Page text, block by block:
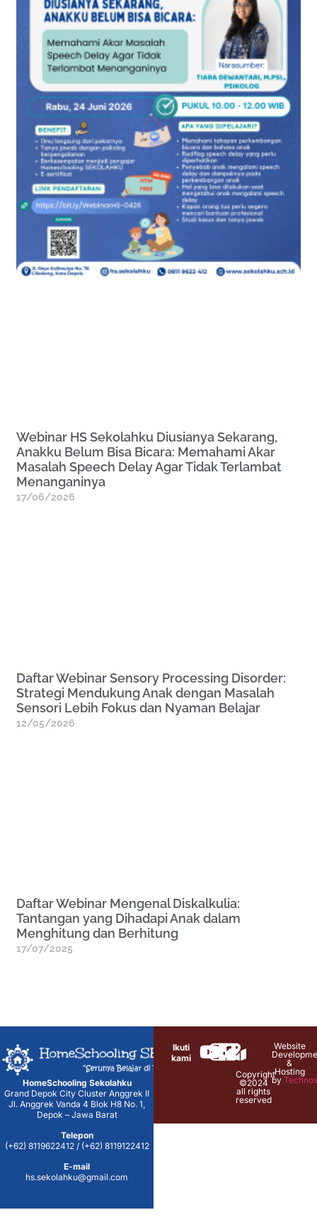
Webinar HS Sekolahku Diusianya Sekarang,
Anakku Belum Bisa Bicara: Memahami Akar
Masalah Speech Delay Agar Tidak Terlambat
Menanganinya
17/06/2026
Daftar Webinar Sensory Processing Disorder:
Strategi Mendukung Anak dengan Masalah
Sensori Lebih Fokus dan Nyaman Belajar
12/05/2026
Daftar Webinar Mengenal Diskalkulia:
Tantangan yang Dihadapi Anak dalam
Menghitung dan Berhitung
17/07/2025
HomeSchooling Sekolahku
Grand Depok City Cluster Anggrek II
Jl. Anggrek Vanda 4 Blok H8 No. 1,
Depok – Jawa Barat
Telepon
(+62) 8119622412 / (+62) 8119122412
E-mail
hs.sekolahku@gmail.com
Ikuti
kami
Copyright
©2024
all rights
reserved
Website
&
Hosting
by